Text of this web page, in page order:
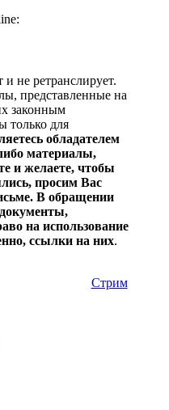
не ретранслирует.
представленные на
законным
только для
обладателем
материалы,
и желаете, чтобы
просим Вас
В обращении
на использование
ссылки на них.
Стрим